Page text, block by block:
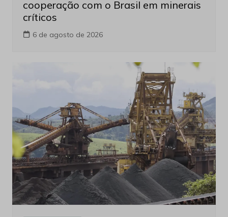
cooperação com o Brasil em minerais
críticos
6 de agosto de 2026